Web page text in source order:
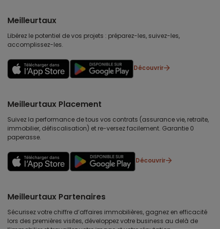
Meilleurtaux
Libérez le potentiel de vos projets : préparez-les, suivez-les,
accomplissez-les.
Découvrir
Meilleurtaux Placement
Suivez la performance de tous vos contrats (assurance vie, retraite,
immobilier, défiscalisation) et re-versez facilement. Garantie 0
paperasse.
Découvrir
Meilleurtaux Partenaires
Sécurisez votre chiffre d’affaires immobilières, gagnez en efficacité
lors des premières visites, développez votre business au delà de